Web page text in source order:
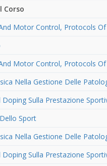
Corso
Motor Control, Protocols
Motor Control, Protocols
Nella Gestione Delle
Doping Sulla Prestazione
Sport
Nella Gestione Delle
Doping Sulla Prestazione